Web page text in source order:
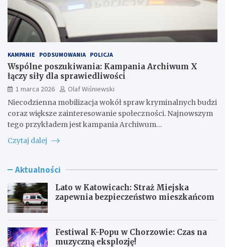
KAMPANIE PODSUMOWANIA POLICJA
Wspólne poszukiwania: Kampania Archiwum X
łączy siły dla sprawiedliwości
1 marca 2026
Olaf Wiśniewski
Niecodzienna mobilizacja wokół spraw kryminalnych budzi
coraz większe zainteresowanie społeczności. Najnowszym
tego przykładem jest kampania Archiwum…
Czytaj dalej
Aktualności
Lato w Katowicach: Straż Miejska
zapewnia bezpieczeństwo mieszkańcom
Festiwal K-Popu w Chorzowie: Czas na
muzyczną eksplozję!